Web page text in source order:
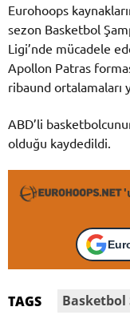
Eurohoops
sezon Basketbol
Ligi’nde mücadele
Apollon Patras
ribaund ortalamaları
ABD’li
olduğu kaydedildi.
TAGS